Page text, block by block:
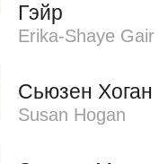
Гэйр
Erika-Shaye Gair
Сьюзен Хоган
Susan Hogan